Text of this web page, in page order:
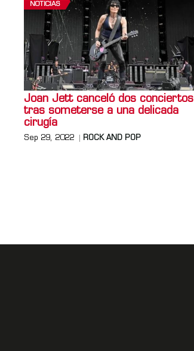
NOTICIAS
Joan Jett canceló dos conciertos
tras someterse a una delicada
cirugía
Sep 29, 2022 ROCK AND POP